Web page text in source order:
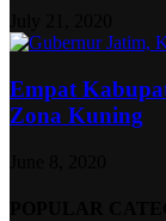
Empat
Zona Kuning